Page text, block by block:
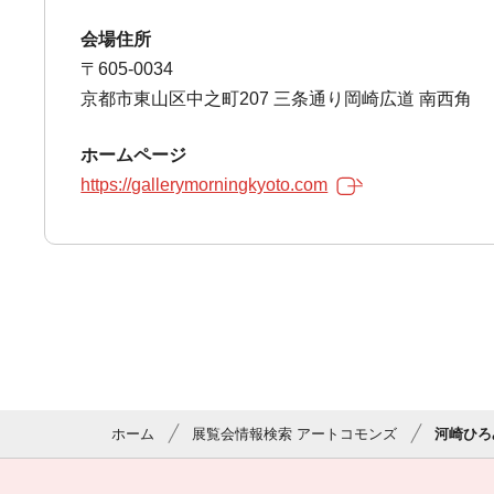
会場住所
〒605-0034
京都市東山区中之町207 三条通り岡崎広道 南西角
ホームページ
https://gallerymorningkyoto.com
ホーム 展覧会情報検索 アートコモンズ 河崎ひ